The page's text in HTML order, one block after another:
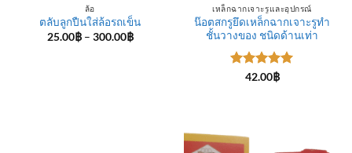
ล้อ
ตลับลูกปืนใส่ล้อรถเข็น
25.00฿ – 300.00฿Price
เหล็กฉากเจาะรูและอุปกรณ์
น๊อตสกรูยึดเหล็กฉากเจาะรูทำ
ชั้นวางของ ชนิดด้านเท่า
ให้คะแนน
42.00฿